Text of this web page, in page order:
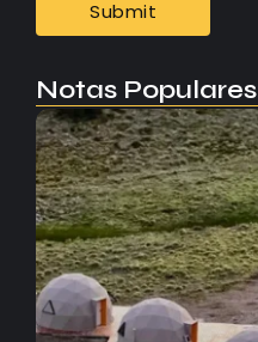
Notas Populares